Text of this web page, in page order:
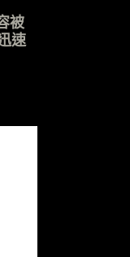
被
速